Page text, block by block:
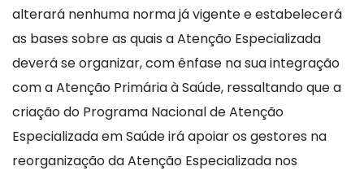
alterará nenhuma norma já vigente e estabelecerá
as bases sobre as quais a Atenção Especializada
deverá se organizar, com ênfase na sua integração
com a Atenção Primária à Saúde, ressaltando que a
criação do Programa Nacional de Atenção
Especializada em Saúde irá apoiar os gestores na
reorganização da Atenção Especializada nos